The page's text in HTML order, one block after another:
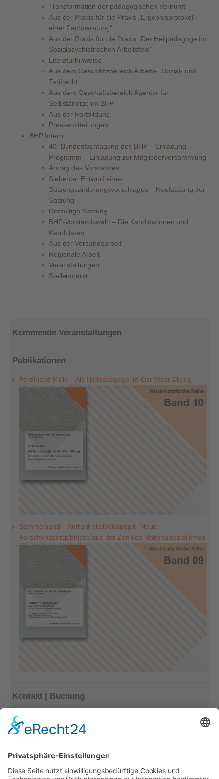
Transformation der pädagogischen Vernunft
Aus der Praxis für die Praxis „Ergebnisprotokoll
einer Fachberatung“
Aus der Praxis für die Praxis „Der Heilpädagoge im
Sozialpsychiatrischen Arbeitsfeld“
Literaturhinweise
Aus dem Geschäftsbereich Arbeits-, Sozial- und
Tarifrecht
Aus dem Geschäftsbereich Agentur für
Selbständige im BHP
Aus der Fortbildung
Pressemitteilungen
BHP Intern
40. Bundesfachtagung des BHP – Einladung –
Programm – Einladung zur Mitgliederversammlung
Antrag des Vorstandes
Siebenter Entwurf eines
Satzungsänderungsvorschlages – Neufassung der
Satzung
Derzeitige Satzung
BHP-Vorstandswahl – Die Kandidatinnen und
Kandidaten
Aus der Verbandsarbeit
Regionale Arbeit
Veranstaltungen
Stellenmarkt
Kommende Veranstaltungen
Publikationen
Ferdinand Klein – Als Heilpädagoge im Ost-West-Dialog
Sammelband – Aufruhr Heilpädagogik. Neue
Forschungsergebnisse aus der Zeit des Nationalsozialismus
Kontakt | Buchung
Tel.: 033477–548940
info@archiv-heilpaedagogik.de
Kommende Veranstaltungen